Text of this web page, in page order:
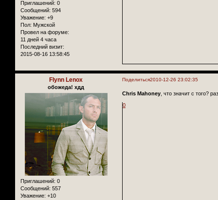
Приглашений: 0
Сообщений: 594
Уважение: +9
Пол: Мужской
Провел на форуме:
11 дней 4 часа
Последний визит:
2015-08-16 13:58:45
Поделиться2010-12-26 23:02:35
Flynn Lenox
обожеда! хдд
Приглашений: 0
Сообщений: 557
Уважение: +10
Chris Mahoney , что значит с того?
0